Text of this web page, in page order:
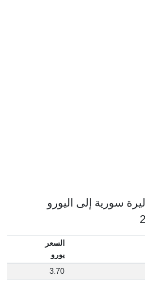
تحويل 50000 ليرة سورية إلى اليورو
السعر
يورو
3.70